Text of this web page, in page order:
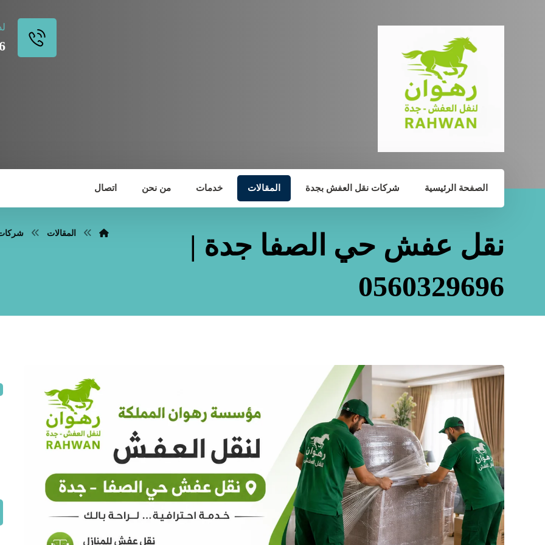
الصفحة الرئيسية شركات نقل العفش بجدة المقالات خدمات من نحن اتصال
نقل عفش حي الصفا جدة |
0560329696
المقالات